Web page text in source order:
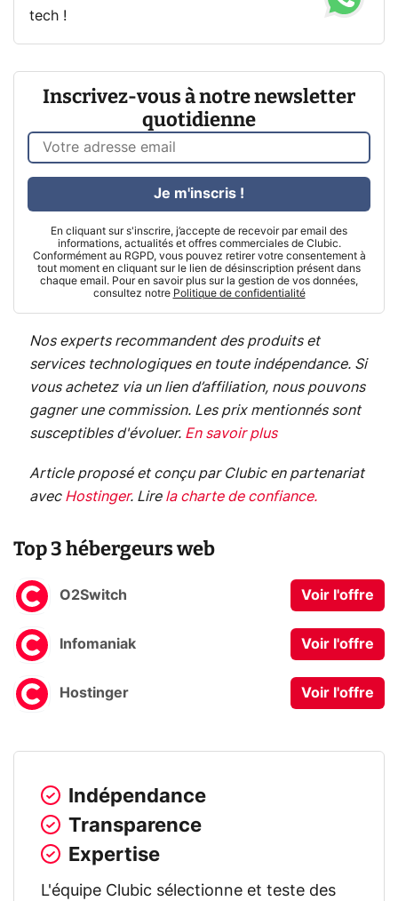
tech !
Inscrivez-vous à notre newsletter
quotidienne
En cliquant sur s'inscrire, j’accepte de recevoir par email des
informations, actualités et offres commerciales de Clubic.
Conformément au RGPD, vous pouvez retirer votre consentement à
tout moment en cliquant sur le lien de désinscription présent dans
chaque email. Pour en savoir plus sur la gestion de vos données,
consultez notre Politique de confidentialité
Je m'inscris !
Nos experts recommandent des produits et
services technologiques en toute indépendance. Si
vous achetez via un lien d’affiliation, nous pouvons
gagner une commission. Les prix mentionnés sont
susceptibles d'évoluer. En savoir plus
Article proposé et conçu par Clubic en partenariat
avec Hostinger. Lire la charte de confiance.
Top 3 hébergeurs web
O2Switch Voir l'offre
Infomaniak Voir l'offre
Hostinger Voir l'offre
Indépendance
Transparence
Expertise
L'équipe Clubic sélectionne et teste des